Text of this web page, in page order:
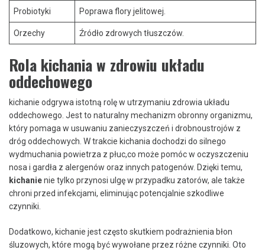
Probiotyki Poprawa flory jelitowej.
Orzechy Źródło zdrowych tłuszczów.
Rola kichania ‍w zdrowiu układu
oddechowego
kichanie odgrywa istotną rolę ⁤w⁢ utrzymaniu ‍zdrowia ⁤układu⁤
oddechowego. Jest to naturalny mechanizm obronny ‍organizmu,
który pomaga w usuwaniu zanieczyszczeń i ​drobnoustrojów z
dróg⁢ oddechowych. W trakcie kichania dochodzi do silnego ​
wydmuchania ⁣powietrza z płuc,co może​ pomóc ⁢w oczyszczeniu
nosa​ i ‍gardła z alergenów ​oraz‍ innych patogenów.​ Dzięki temu,
kichanienie‌ tylko przynosi ulgę w przypadku ​zatorów, ale także
chroni przed infekcjami, eliminując potencjalnie szkodliwe
czynniki.
Dodatkowo, kichanie jest często skutkiem‌ podrażnienia ‍błon
śluzowych, które mogą być wywołane przez⁣ różne czynniki.⁤ Oto